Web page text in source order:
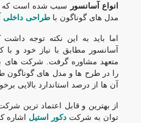
انواع آسانسور
سبب شده است که
مدل های گوناگون با طراحی داخلی
اما باید به این نکته توجه
آسانسور مطابق با نیاز خود و
متعهد مشاوره گرفت. شرکت های
را در طرح ها و مدل های گوناگون
آن ها از درصد استاندارد بالایی
از بهترین و قابل اعتماد ترین
توان به شرکت دکور استیل اشاره